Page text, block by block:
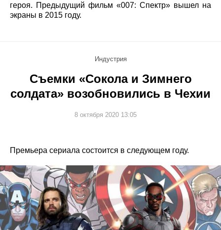
героя. Предыдущий фильм «007: Спектр» вышел на
экраны в 2015 году.
Индустрия
Съемки «Сокола и Зимнего
солдата» возобновились в Чехии
8 октября 2020 13:05
Премьера сериала состоится в следующем году.